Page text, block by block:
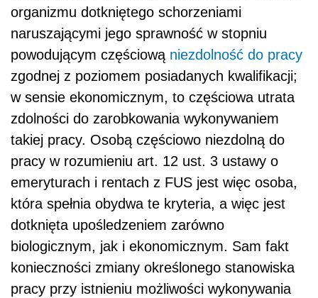
organizmu dotkniętego schorzeniami
naruszającymi jego sprawność w stopniu
powodującym częściową niezdolność do pracy
zgodnej z poziomem posiadanych kwalifikacji;
w sensie ekonomicznym, to częściowa utrata
zdolności do zarobkowania wykonywaniem
takiej pracy. Osobą częściowo niezdolną do
pracy w rozumieniu art. 12 ust. 3 ustawy o
emeryturach i rentach z FUS jest więc osoba,
która spełnia obydwa te kryteria, a więc jest
dotknięta upośledzeniem zarówno
biologicznym, jak i ekonomicznym. Sam fakt
konieczności zmiany określonego stanowiska
pracy przy istnieniu możliwości wykonywania